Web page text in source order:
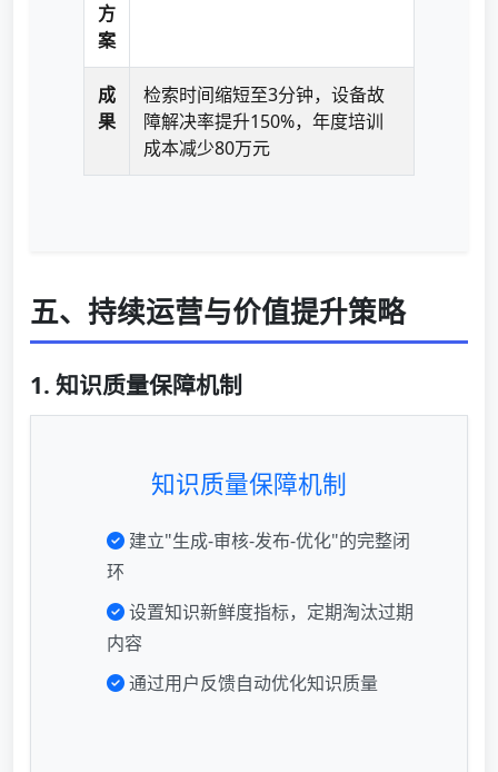
方
案
成
果
检索时间缩短至3分钟，设备故
障解决率提升150%，年度培训
成本减少80万元
五、持续运营与价值提升策略
1. 知识质量保障机制
知识质量保障机制
建立"生成-审核-发布-优化"的完整闭
环
设置知识新鲜度指标，定期淘汰过期
内容
通过用户反馈自动优化知识质量